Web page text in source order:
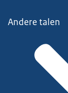
Andere talen